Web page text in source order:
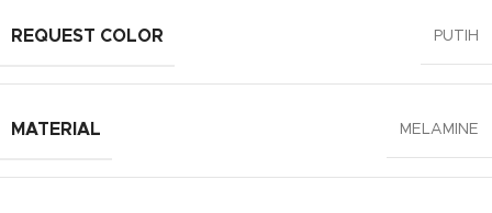
REQUEST COLOR PUTIH
MATERIAL MELAMINE